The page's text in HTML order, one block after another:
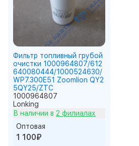
Фильтр топливный грубой
очистки 1000964807/612
640080444/1000524630/
WP7.300E51 Zoomlion QY2
5QY25/ZTC
1000964807
Lonking
В наличии в 2 филиалах
Оптовая
1 100₽